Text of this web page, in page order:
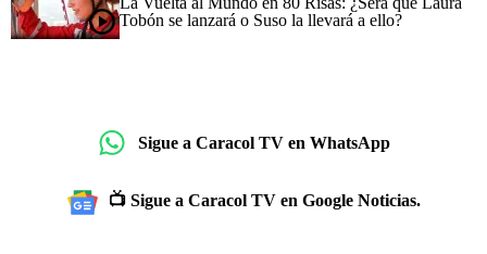
Tobón se lanzará o Suso la llevará a ello?
Sigue a Caracol TV en WhatsApp
📺 Sigue a Caracol TV en Google Noticias.